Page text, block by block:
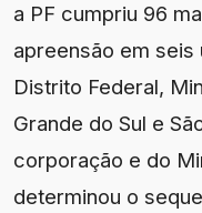
a PF cumpriu 96
apreensão em seis
Distrito Federal,
Grande do Sul e
corporação e do
determinou o